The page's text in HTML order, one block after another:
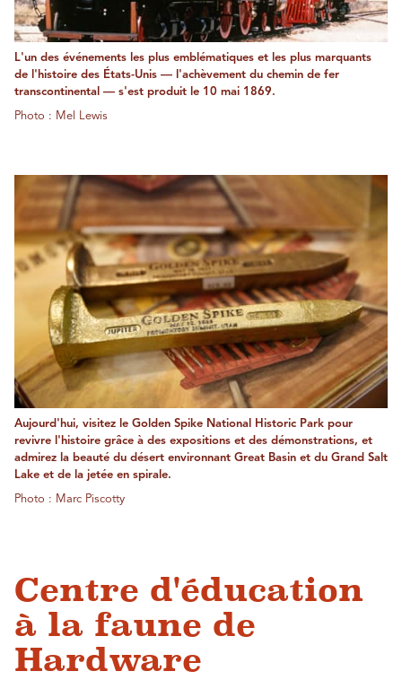
L'un des événements les plus emblématiques et les plus marquants
de l'histoire des États-Unis — l'achèvement du chemin de fer
transcontinental — s'est produit le 10 mai 1869.
Photo : Mel Lewis
Aujourd'hui, visitez le Golden Spike National Historic Park pour
revivre l'histoire grâce à des expositions et des démonstrations, et
admirez la beauté du désert environnant Great Basin et du Grand Salt
Lake et de la jetée en spirale.
Photo : Marc Piscotty
Centre d'éducation
à la faune de
Hardware